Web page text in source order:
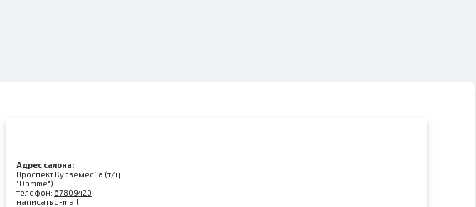
Адрес салона:
Проспект Курземес 1а (т/ц
"Damme")
телефон: 67809420
написать e-mail